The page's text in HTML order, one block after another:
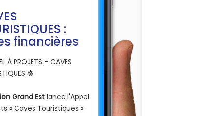
:
financières
À PROJETS – CAVES
🍇
Grand Est lance l'Appel
« Caves Touristiques »